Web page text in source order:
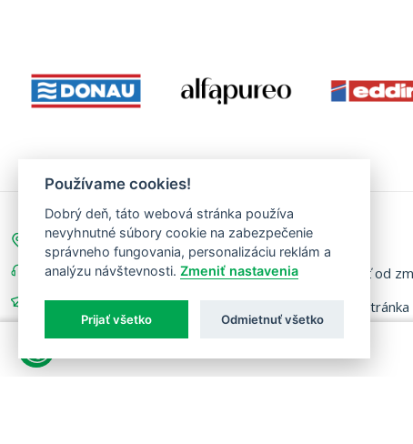
Na Priehon 875/2A, 94905 Nitra
037/6526 691
objednavky@revis-servis.sk
08:00 - 16:00, Po - Pi
Odstúpiť od
Hlavná stránka
Používame cookies!
Dobrý deň, táto webová stránka používa
nevyhnutné súbory cookie na zabezpečenie
správneho fungovania, personalizáciu reklám a
analýzu návštevnosti. Zmeniť nastavenia
Prijať všetko Odmietnuť všetko